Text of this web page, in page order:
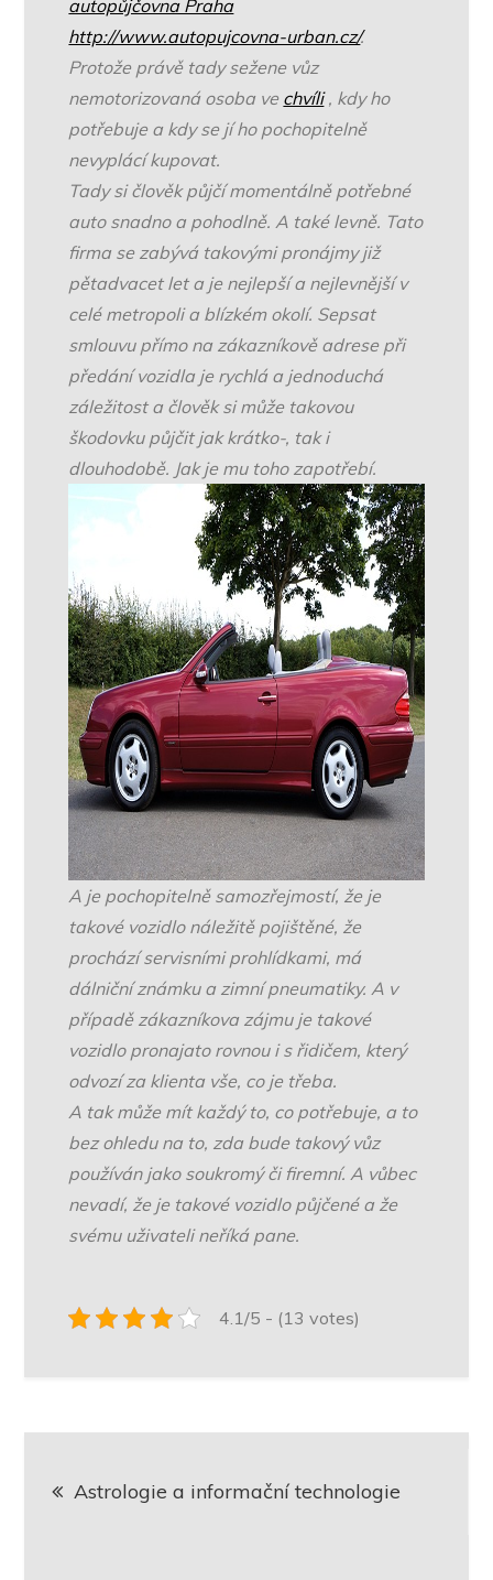
autopůjčovna Praha
http://www.autopujcovna-urban.cz/.
Protože právě tady sežene vůz
nemotorizovaná osoba ve chvíli, kdy ho
potřebuje a kdy se jí ho pochopitelně
nevyplácí kupovat.
Tady si člověk půjčí momentálně potřebné
auto snadno a pohodlně. A také levně. Tato
firma se zabývá takovými pronájmy již
pětadvacet let a je nejlepší a nejlevnější v
celé metropoli a blízkém okolí. Sepsat
smlouvu přímo na zákazníkově adrese při
předání vozidla je rychlá a jednoduchá
záležitost a člověk si může takovou
škodovku půjčit jak krátko-, tak i
dlouhodobě. Jak je mu toho zapotřebí.
A je pochopitelně samozřejmostí, že je
takové vozidlo náležitě pojištěné, že
prochází servisními prohlídkami, má
dálniční známku a zimní pneumatiky. A v
případě zákazníkova zájmu je takové
vozidlo pronajato rovnou i s řidičem, který
odvozí za klienta vše, co je třeba.
A tak může mít každý to, co potřebuje, a to
bez ohledu na to, zda bude takový vůz
používán jako soukromý či firemní. A vůbec
nevadí, že je takové vozidlo půjčené a že
svému uživateli neříká pane.
4.1/5 - (13 votes)
proAstrologie a informační technologie